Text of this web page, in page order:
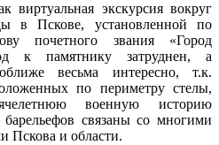
виртуальная экскурсия вокруг
в Пскове, установленной по
почетного звания «Город
к памятнику затруднен, а
весьма интересно, т.к.
по периметру стелы,
военную историю
связаны со многими
Пскова и области.